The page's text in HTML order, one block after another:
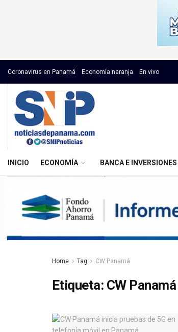
Coronavirus en Panamá Economía naranja En vivo
INICIO ECONOMÍA BANCA E INVERSIONES
Home Tag CW Panamá
Etiqueta: CW Panamá